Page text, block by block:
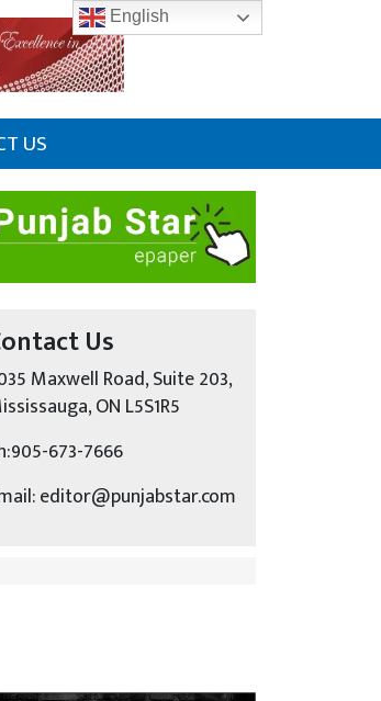
US
Us
Maxwell Road, Suite 203,
ON L5S1R5
673-7666
editor@punjabstar.com
English